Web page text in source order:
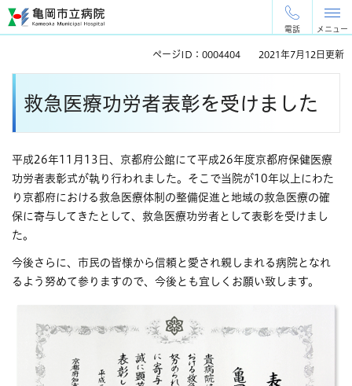
ペ
ー
メ
ニ
電話 メニュー
ページID：0004404 2021年7月12日更新
救急医療功労者表彰を受けました
平成26年11月13日、京都府公館にて平成26年度京都府保健医療
功労者表彰式が執り行われました。そこで当院が10年以上にわた
り京都府における救急医療体制の整備促進と地域の救急医療の確
保に寄与してきたとして、救急医療功労者として表彰を受けまし
た。
今後さらに、市民の皆様から信頼と愛され親しまれる病院となれ
るよう努めて参りますので、今後とも宜しくお願い致します。